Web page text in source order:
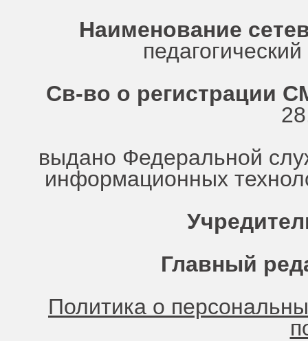
Наименование
Св-во о регистрации
выдано Федеральной
информационных
Главный
Политика о